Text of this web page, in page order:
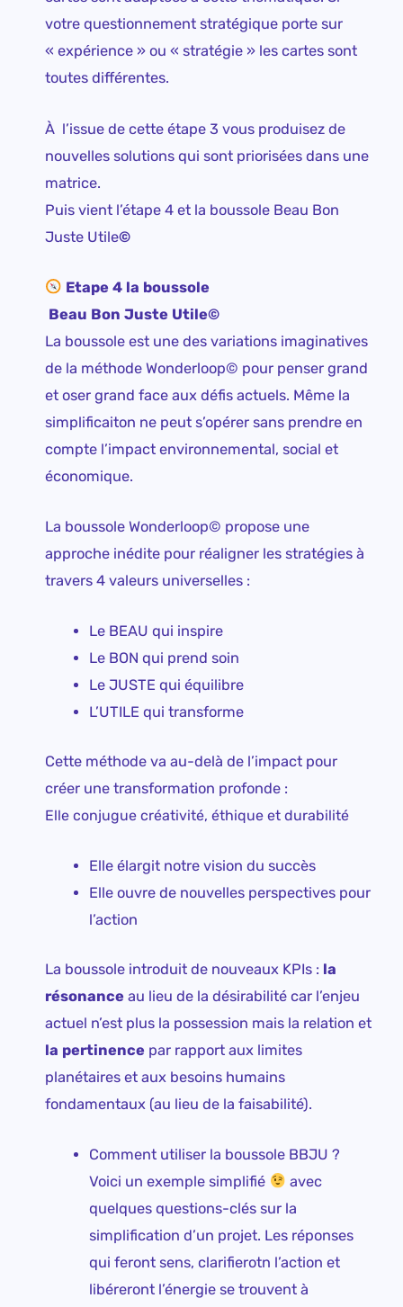
votre questionnement stratégique porte sur
« expérience » ou « stratégie » les cartes sont
toutes différentes.
À l’issue de cette étape 3 vous produisez de
nouvelles solutions qui sont priorisées dans une
matrice.
Puis vient l’étape 4 et la boussole Beau Bon
Juste Utile©
Etape 4 la boussole
Beau Bon Juste Utile©
La boussole est une des variations imaginatives
de la méthode Wonderloop© pour penser grand
et oser grand face aux défis actuels. Même la
simplificaiton ne peut s’opérer sans prendre en
compte l’impact environnemental, social et
économique.
La boussole Wonderloop© propose une
approche inédite pour réaligner les stratégies à
travers 4 valeurs universelles :
Le BEAU qui inspire
Le BON qui prend soin
Le JUSTE qui équilibre
L’UTILE qui transforme
Cette méthode va au-delà de l’impact pour
créer une transformation profonde :
Elle conjugue créativité, éthique et durabilité
Elle élargit notre vision du succès
Elle ouvre de nouvelles perspectives pour
l’action
La boussole introduit de nouveaux KPIs : la
résonance au lieu de la désirabilité car l’enjeu
actuel n’est plus la possession mais la relation et
la pertinence par rapport aux limites
planétaires et aux besoins humains
fondamentaux (au lieu de la faisabilité).
Comment utiliser la boussole BBJU ?
Voici un exemple simplifié
avec
quelques questions-clés sur la
simplification d’un projet. Les réponses
qui feront sens, clarifierotn l’action et
libéreront l’énergie se trouvent à